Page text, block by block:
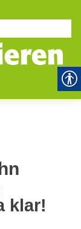
klar!